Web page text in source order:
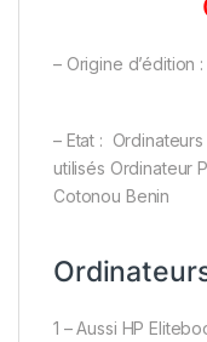
– Origine d’édition :
– Etat :
utilisés Ordinateur
Cotonou Benin
1 – Aussi HP